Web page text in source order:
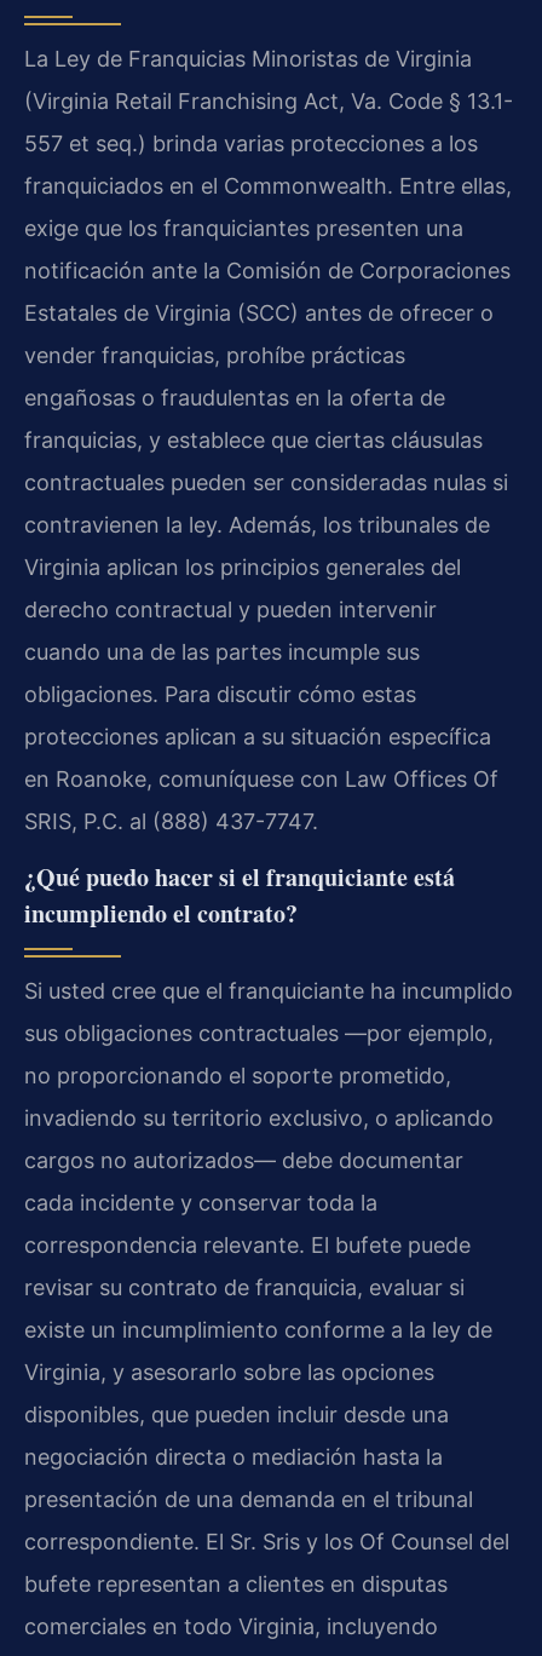
La Ley de Franquicias Minoristas de Virginia
(Virginia Retail Franchising Act, Va. Code § 13.1-
557 et seq.) brinda varias protecciones a los
franquiciados en el Commonwealth. Entre ellas,
exige que los franquiciantes presenten una
notificación ante la Comisión de Corporaciones
Estatales de Virginia (SCC) antes de ofrecer o
vender franquicias, prohíbe prácticas
engañosas o fraudulentas en la oferta de
franquicias, y establece que ciertas cláusulas
contractuales pueden ser consideradas nulas si
contravienen la ley. Además, los tribunales de
Virginia aplican los principios generales del
derecho contractual y pueden intervenir
cuando una de las partes incumple sus
obligaciones. Para discutir cómo estas
protecciones aplican a su situación específica
en Roanoke, comuníquese con Law Offices Of
SRIS, P.C. al (888) 437-7747.
¿Qué puedo hacer si el franquiciante está
incumpliendo el contrato?
Si usted cree que el franquiciante ha incumplido
sus obligaciones contractuales —por ejemplo,
no proporcionando el soporte prometido,
invadiendo su territorio exclusivo, o aplicando
cargos no autorizados— debe documentar
cada incidente y conservar toda la
correspondencia relevante. El bufete puede
revisar su contrato de franquicia, evaluar si
existe un incumplimiento conforme a la ley de
Virginia, y asesorarlo sobre las opciones
disponibles, que pueden incluir desde una
negociación directa o mediación hasta la
presentación de una demanda en el tribunal
correspondiente. El Sr. Sris y los Of Counsel del
bufete representan a clientes en disputas
comerciales en todo Virginia, incluyendo